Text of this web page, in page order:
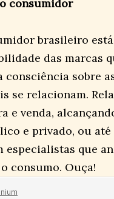
consumidor
brasileiro
das marcas
sobre
se relacionam.
e venda,
e privado, ou
que
consumo. Ouça!